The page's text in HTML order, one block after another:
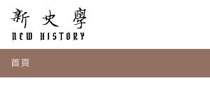
首頁